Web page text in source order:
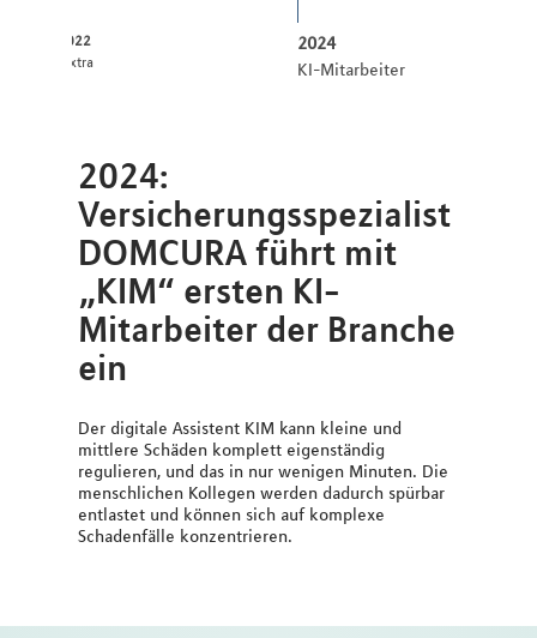
2022
:pxtra
2024
KI-Mitarbeiter
2024:
Versicherungsspezialist
DOMCURA führt mit
„KIM“ ersten KI-
Mitarbeiter der Branche
ein
Der digitale Assistent KIM kann kleine und
mittlere Schäden komplett eigenständig
regulieren, und das in nur wenigen Minuten. Die
menschlichen Kollegen werden dadurch spürbar
entlastet und können sich auf komplexe
Schadenfälle konzentrieren.